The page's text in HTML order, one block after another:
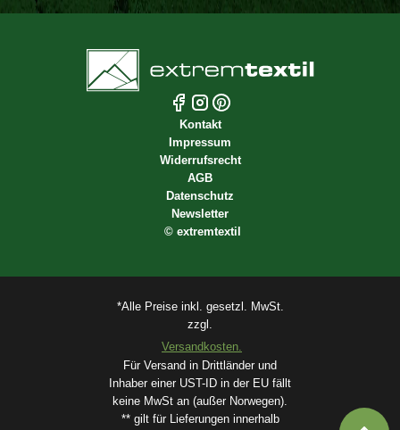
Kontakt
Impressum
Widerrufsrecht
AGB
Datenschutz
Newsletter
© extremtextil
*Alle Preise inkl. gesetzl. MwSt.
zzgl.
Versandkosten.
Für Versand in Drittländer und
Inhaber einer UST-ID in der EU fällt
keine MwSt an (außer Norwegen).
** gilt für Lieferungen innerhalb